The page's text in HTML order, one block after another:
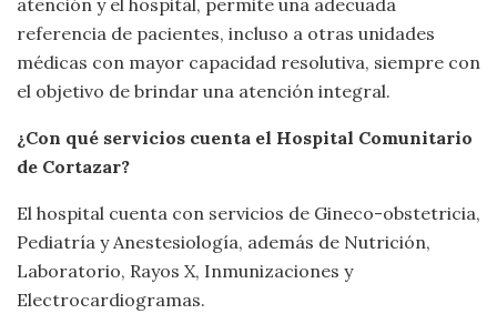
atención y el hospital, permite una adecuada
referencia de pacientes, incluso a otras unidades
médicas con mayor capacidad resolutiva, siempre con
el objetivo de brindar una atención integral.
¿Con qué servicios cuenta el Hospital Comunitario
de Cortazar?
El hospital cuenta con servicios de Gineco-obstetricia,
Pediatría y Anestesiología, además de Nutrición,
Laboratorio, Rayos X, Inmunizaciones y
Electrocardiogramas.